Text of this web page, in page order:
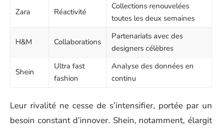
Zara Réactivité
Collections renouvelées
toutes les deux semaines
H&M Collaborations
Partenariats avec des
designers célèbres
Shein
Ultra fast
fashion
Analyse des données en
continu
Leur rivalité ne cesse de s’intensifier, portée par un
besoin constant d’innover. Shein, notamment, élargit